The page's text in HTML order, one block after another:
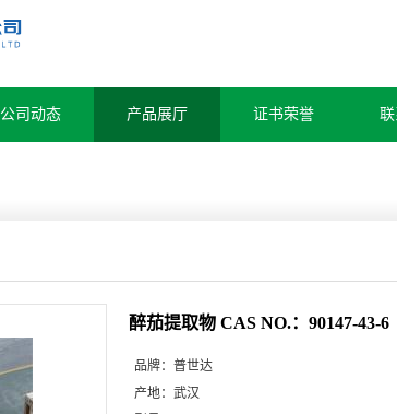
公司动态 产品展厅 证书荣誉
醉茄提取物 CAS NO.：90147-43-6
品牌： 普世达
产地： 武汉